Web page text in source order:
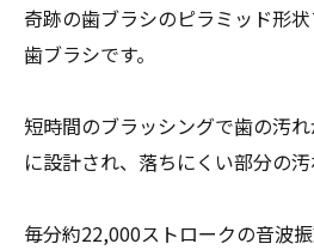
奇跡の歯ブラシのピラミッド形
歯ブラシです。
短時間のブラッシングで歯の汚
に設計され、落ちにくい部分の汚
毎分約22,000ストロークの音波